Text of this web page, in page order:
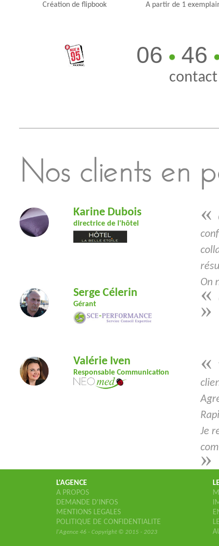
Création de flipbook
A partir de 1
06 46
contact
Nos clients en
Karine Dubois
directrice de l'hôtel «
On
Serge Célerin
Gérant «
»
Valérie Iven
Responsable Communication «
Je
»
L'AGENCE
A PROPOS
DEMANDE D'INFOS
MENTIONS LEGALES
POLITIQUE DE CONFIDENTIALITE
l'Agence 46 - Copyright © 2015 - 2023